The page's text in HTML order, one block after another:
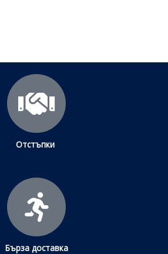
Отстъпки
Бърза доставка